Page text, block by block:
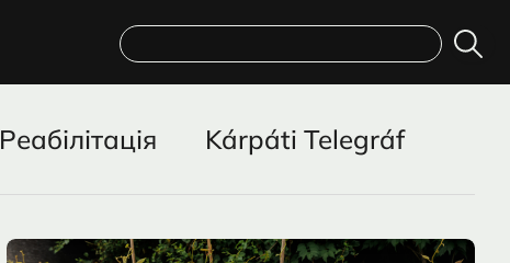
Пошук
Реабілітація Kárpáti Telegráf